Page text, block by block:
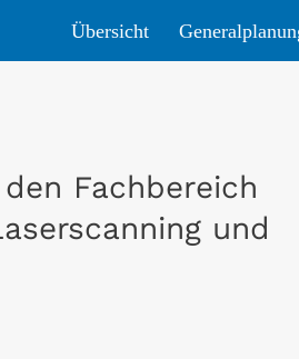
Über­sicht
Fachbereich
und